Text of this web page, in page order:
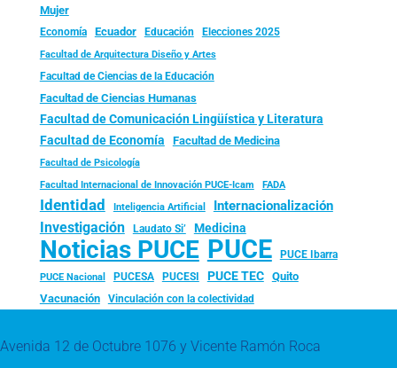
Mujer
Economía Ecuador Educación Elecciones 2025
Facultad de Arquitectura Diseño y Artes
Facultad de Ciencias de la Educación
Facultad de Ciencias Humanas
Facultad de Comunicación Lingüística y Literatura
Facultad de Economía Facultad de Medicina
Facultad de Psicología
Facultad Internacional de Innovación PUCE-Icam FADA
Identidad Inteligencia Artificial Internacionalización
Investigación Laudato Si’ Medicina
Noticias PUCE PUCE PUCE Ibarra
PUCE Nacional PUCESA PUCESI PUCE TEC
Quito
Vacunación
Vinculación con la colectividad
Avenida 12 de Octubre 1076 y Vicente Ramón Roca